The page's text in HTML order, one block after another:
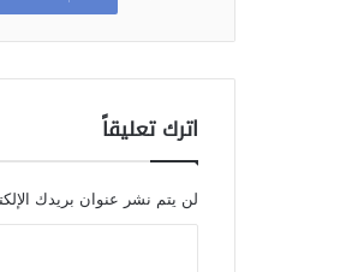
اترك تعليقاً
لن يتم نشر عنوان بريدك